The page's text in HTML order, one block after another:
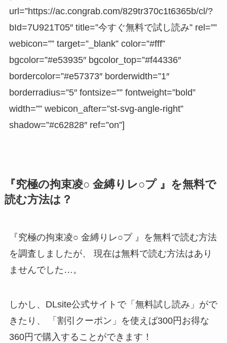
url=”https://ac.congrab.com/829tr370c1t6365b/cl/?
bId=7U921T05″ title=”今すぐ無料で試し読み” rel=””
webicon=”” target=”_blank” color=”#fff”
bgcolor=”#e53935″ bgcolor_top=”#f44336″
bordercolor=”#e57373″ borderwidth=”1″
borderradius=”5″ fontsize=”” fontweight=”bold”
width=”” webicon_after=”st-svg-angle-right”
shadow=”#c62828″ ref=”on”]
『究極の拘束凌○ 金縛りレ○プ 』を無料で
読む方法は？
『究極の拘束凌○ 金縛りレ○プ 』を無料で読む方法
を調査しましたが、 現在は無料で読む方法はあり
ませんでした…。
しかし、DLsite公式サイトで「 無料試し読み 」がで
きたり、 「 割引クーポン 」を使えば300円お得な
360円 で購入することができます！